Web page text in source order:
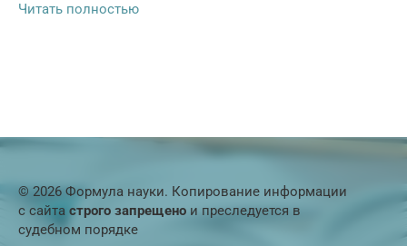
Читать полностью
© 2026 Формула науки. Копирование информации
с сайта строго запрещено и преследуется в
судебном порядке